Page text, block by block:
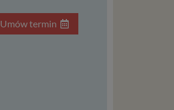
Umów termin